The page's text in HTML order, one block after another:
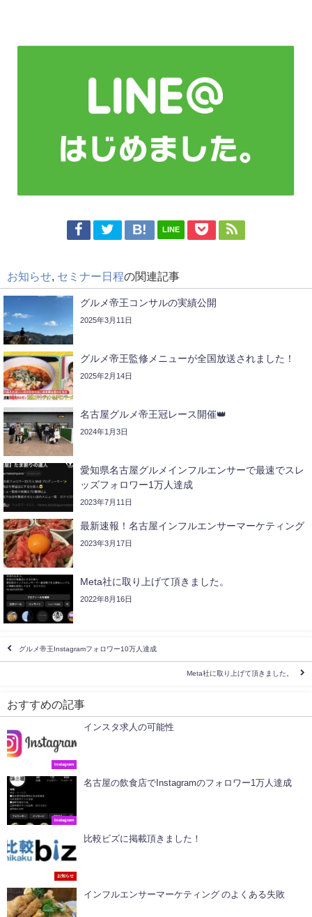
LINE
お知らせ セミナー日程の関連記事
グルメ帝王コンサルの実績公開
2025年3月11日
グルメ帝王監修メニューが全国放送されました！
2025年2月14日
名古屋グルメ帝王冠レース開催👑
2024年1月3日
愛知県名古屋グルメインフルエンサーで最速でスレ
ッズフォロワー1万人達成
2023年7月11日
最新速報！名古屋インフルエンサーマーケティング
2023年3月17日
Meta社に取り上げて頂きました。
2022年8月16日
グルメ帝王Instagramフォロワー10万人達成
Meta社に取り上げて頂きました。
おすすめの記事
Instagram
インスタ求人の可能性
Instagram
名古屋の飲食店でInstagramのフォロワー1万人達成
お知らせ
比較ビズに掲載頂きました！
インフルエンサーマーケティング のよくある失敗